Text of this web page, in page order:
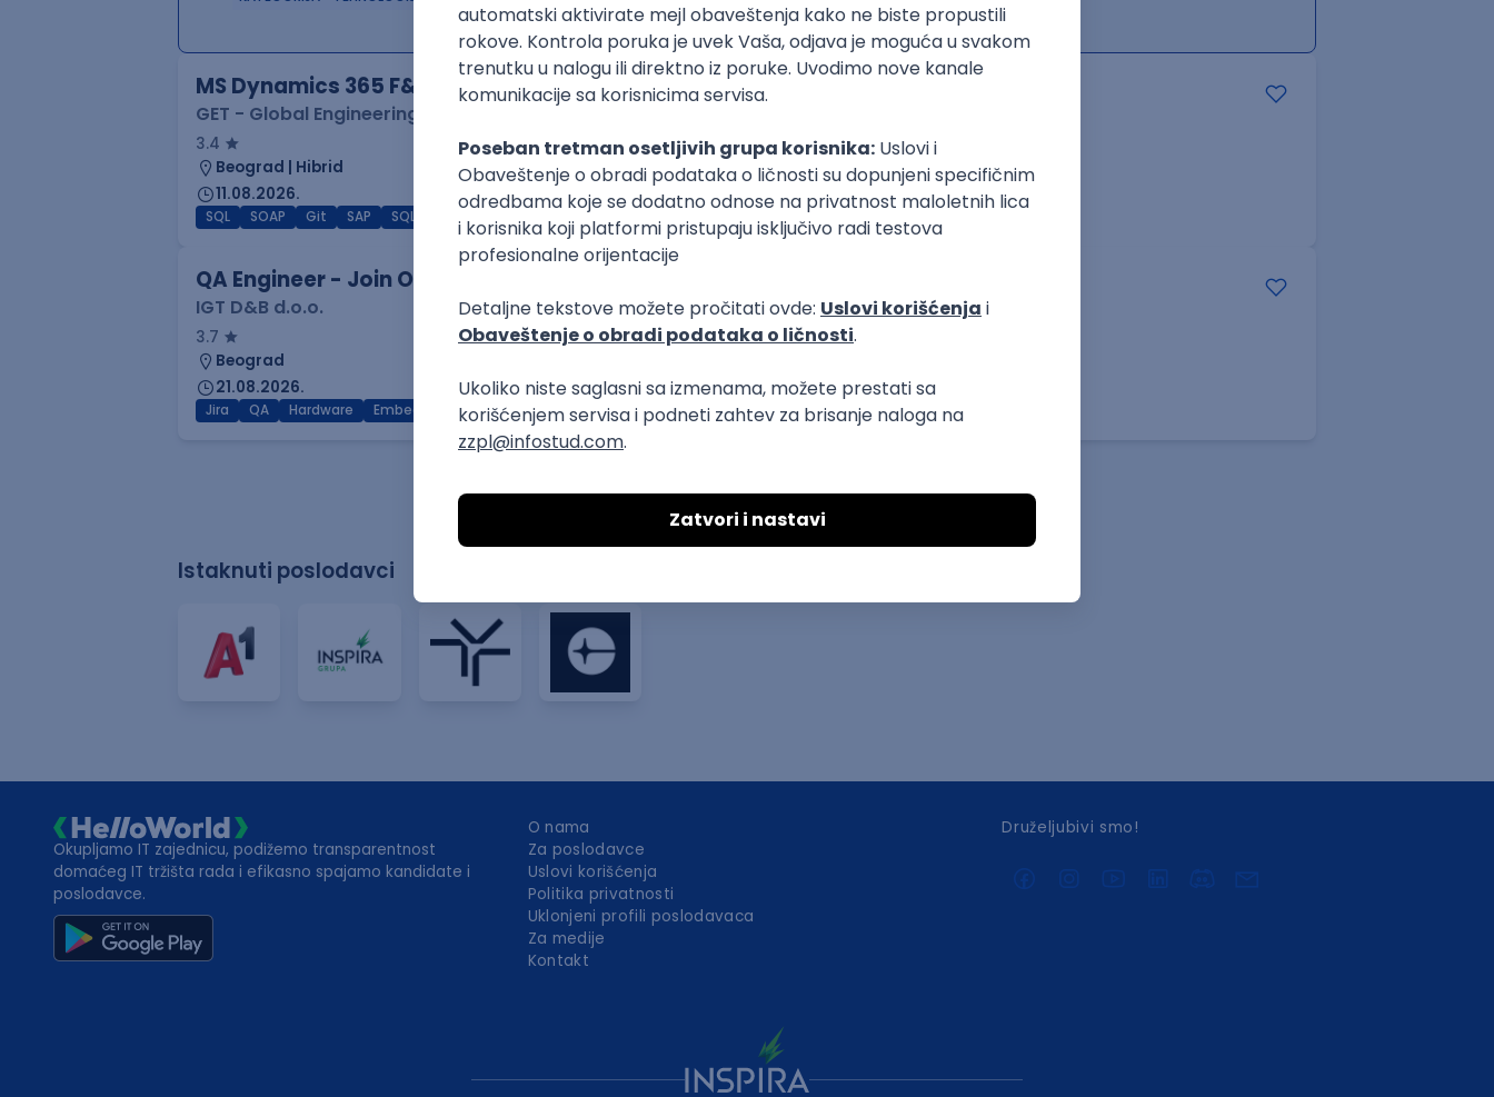
MS Dynamics 365 F&O Technical Consultant
GET - Global Engineering Technologies
3.4
Beograd | Hibrid
11.08.2026.
SQL SOAP Git SAP SQL Server DevOps Embedded
QA Engineer - Join Our Talent Community in Serbia
IGT D&B d.o.o.
3.7
Beograd
21.08.2026.
Jira QA Hardware Embedded Intermediate
Istaknuti poslodavci
Okupljamo IT zajednicu, podižemo transparentnost
domaćeg IT tržišta rada i efikasno spajamo kandidate i
poslodavce.
O nama
Za poslodavce
Uslovi korišćenja
Politika privatnosti
Uklonjeni profili poslodavaca
Za medije
Kontakt
Druželjubivi smo!